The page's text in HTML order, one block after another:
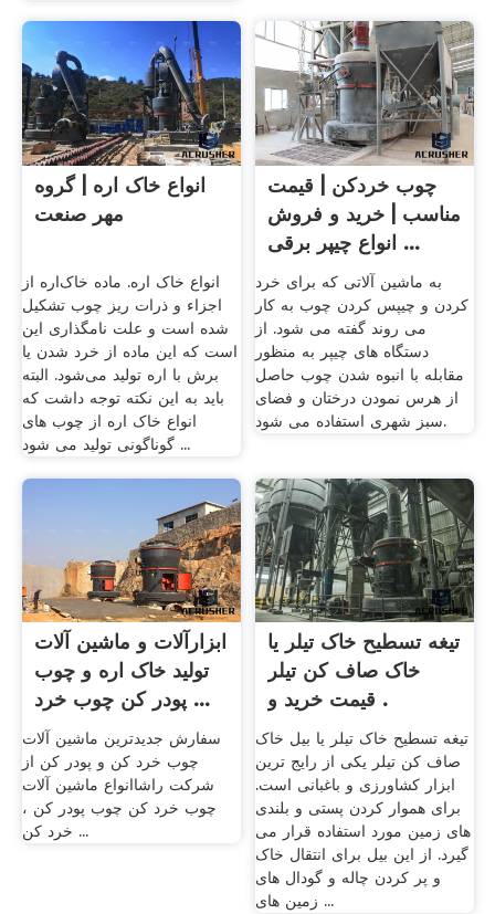
انواع خاک اره | گروه
مهر صنعت
انواع خاک اره. ماده خاک‌اره از
اجزاء و ذرات ریز چوب تشکیل
شده است و علت نامگذاری این
است که این ماده از خرد شدن یا
برش با اره تولید می‌شود. البته
باید به این نکته توجه داشت که
انواع خاک اره از چوب های
گوناگونی تولید می شود ...
چوب خردکن | قیمت
مناسب | خرید و فروش
انواع چیپر برقی ...
به ماشین آلاتی که برای خرد
کردن و چیپس کردن چوب به کار
می روند گفته می شود. از
دستگاه های چیپر به منظور
مقابله با انبوه شدن چوب حاصل
از هرس نمودن درختان و فضای
سبز شهری استفاده می شود.
ابزارآلات و ماشین آلات
تولید خاک اره و چوب
پودر کن چوب خرد ...
سفارش جدیدترین ماشین آلات
چوب خرد کن و پودر کن از
شرکت راشاانواع ماشین آلات
چوب خرد کن چوب پودر کن ،
خرد کن ...
تیغه تسطیح خاک تیلر یا
خاک صاف کن تیلر
قیمت خرید و .
تیغه تسطیح خاک تیلر یا بیل خاک
صاف کن تیلر یکی از رایج ترین
ابزار کشاورزی و باغبانی است.
برای هموار کردن پستی و بلندی
های زمین مورد استفاده قرار می
گیرد. از این بیل برای انتقال خاک
و پر کردن چاله و گودال های
زمین های ...